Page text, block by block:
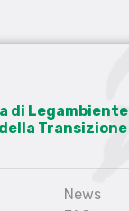
di Legambiente
Transizione
News